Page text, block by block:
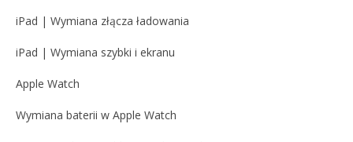
iPad | Wymiana złącza ładowania
iPad | Wymiana szybki i ekranu
Apple Watch
Wymiana baterii w Apple Watch